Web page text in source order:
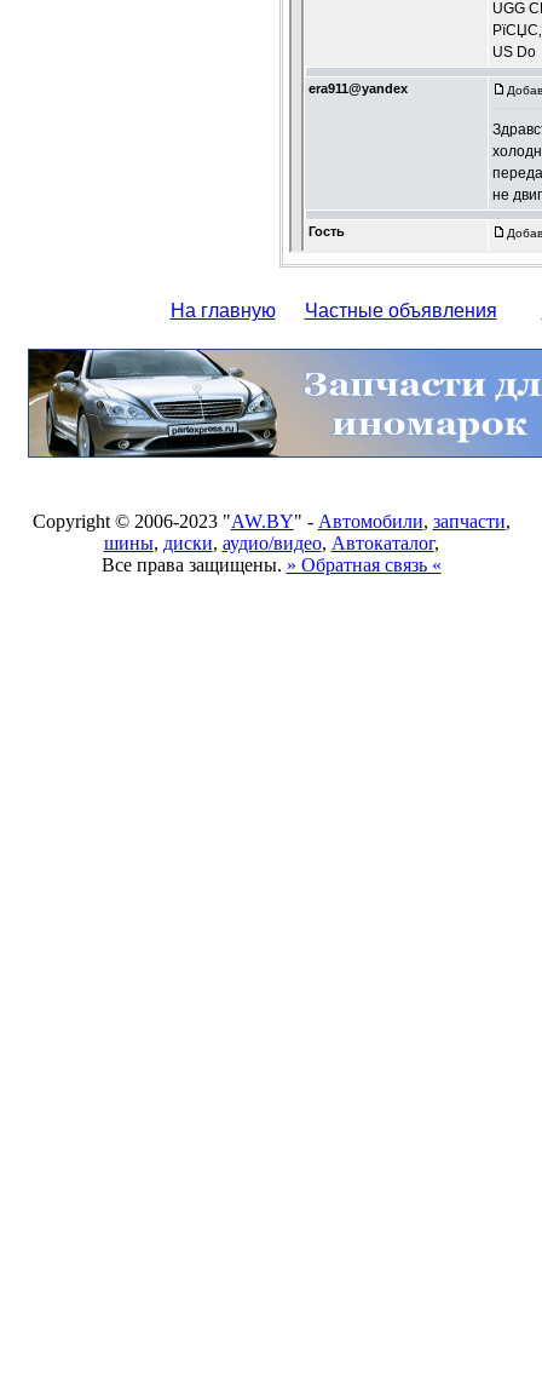
На главную Частные объявления
Copyright © 2006-2023 "AW.BY" - Автомобили, запчасти,
шины, диски, аудио/видео, Автокаталог,
Все права защищены. » Обратная связь «